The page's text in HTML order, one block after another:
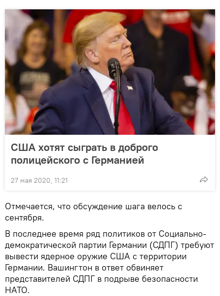
США хотят сыграть в доброго
полицейского с Германией
27 мая 2020, 11:21
Отмечается, что обсуждение шага велось с
сентября.
В последнее время ряд политиков от Социально-
демократической партии Германии (СДПГ) требуют
вывести ядерное оружие США с территории
Германии. Вашингтон в ответ обвиняет
представителей СДПГ в подрыве безопасности
НАТО.